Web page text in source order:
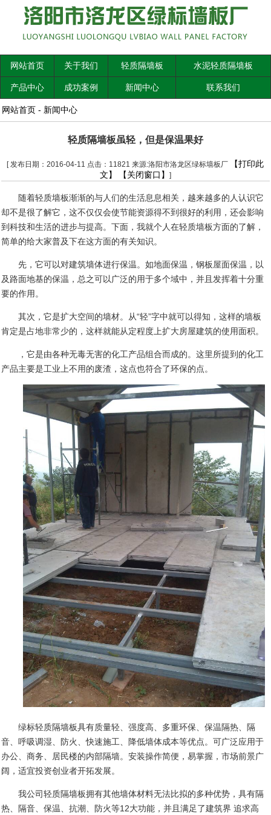
网站首页 关于我们 轻质隔墙板 水泥轻质隔墙板
产品中心 成功案例 新闻中心 联系我们
网站首页 - 新闻中心
轻质隔墙板虽轻，但是保温果好
[ 发布日期：2016-04-11 点击：11821 来源:洛阳市洛龙区绿标墙板厂
【打印此
文】
【关闭窗口】 ]
随着轻质墙板渐渐的与人们的生活息息相关，越来越多的人认识它
却不是很了解它，这不仅仅会使节能资源得不到很好的利用，还会影响
到科技和生活的进步与提高。下面，我就个人在轻质墙板方面的了解，
简单的给大家普及下在这方面的有关知识。
先，它可以对建筑墙体进行保温。如地面保温，钢板屋面保温，以
及路面地基的保温，总之可以广泛的用于多个域中，并且发挥着十分重
要的作用。
其次，它是扩大空间的墙材。从“轻”字中就可以得知，这样的墙板
肯定是占地非常少的，这样就能从定程度上扩大房屋建筑的使用面积。
，它是由各种无毒无害的化工产品组合而成的。这里所提到的化工
产品主要是工业上不用的废渣，这点也符合了环保的点。
绿标轻质隔墙板具有质量轻、强度高、多重环保、保温隔热、隔
音、呼吸调湿、防火、快速施工、降低墙体成本等优点。可广泛应用于
办公、商务、居民楼的内部隔墙。安装操作简便，易掌握，市场前景广
阔，适宜投资创业者开拓发展。
我公司轻质隔墙板拥有其他墙体材料无法比拟的多种优势，具有隔
热、隔音、保温、抗潮、防火等12大功能，并且满足了建筑界 追求高